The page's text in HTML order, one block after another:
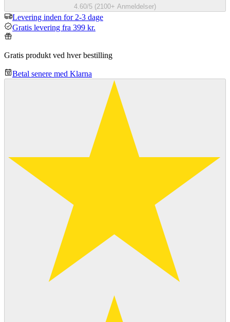
4.60/5 (2100+ Anmeldelser)
Levering inden for 2-3 dage
Gratis levering fra 399 kr.
Gratis produkt ved hver bestilling
Betal senere med Klarna